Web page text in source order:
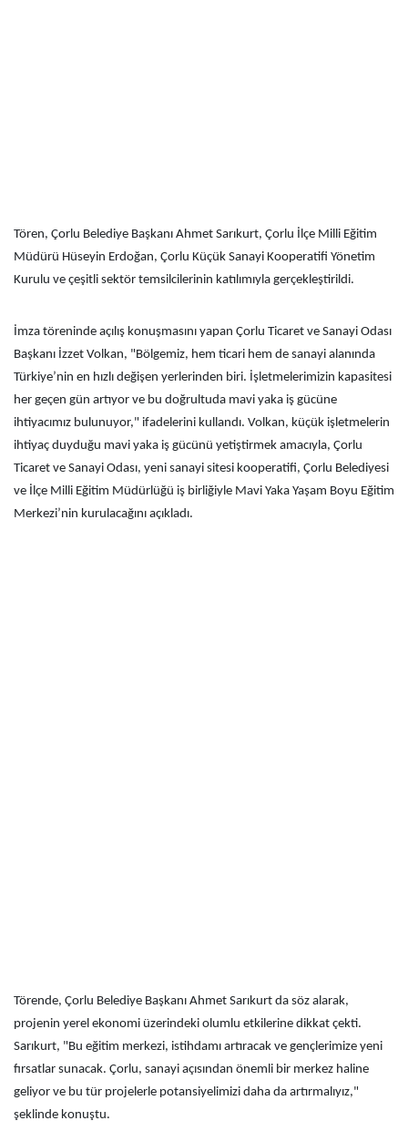
Tören, Çorlu Belediye Başkanı Ahmet Sarıkurt, Çorlu İlçe Milli Eğitim
Müdürü Hüseyin Erdoğan, Çorlu Küçük Sanayi Kooperatifi Yönetim
Kurulu ve çeşitli sektör temsilcilerinin katılımıyla gerçekleştirildi.
İmza töreninde açılış konuşmasını yapan Çorlu Ticaret ve Sanayi Odası
Başkanı İzzet Volkan, "Bölgemiz, hem ticari hem de sanayi alanında
Türkiye’nin en hızlı değişen yerlerinden biri. İşletmelerimizin kapasitesi
her geçen gün artıyor ve bu doğrultuda mavi yaka iş gücüne
ihtiyacımız bulunuyor," ifadelerini kullandı. Volkan, küçük işletmelerin
ihtiyaç duyduğu mavi yaka iş gücünü yetiştirmek amacıyla, Çorlu
Ticaret ve Sanayi Odası, yeni sanayi sitesi kooperatifi, Çorlu Belediyesi
ve İlçe Milli Eğitim Müdürlüğü iş birliğiyle Mavi Yaka Yaşam Boyu Eğitim
Merkezi’nin kurulacağını açıkladı.
Törende, Çorlu Belediye Başkanı Ahmet Sarıkurt da söz alarak,
projenin yerel ekonomi üzerindeki olumlu etkilerine dikkat çekti.
Sarıkurt, "Bu eğitim merkezi, istihdamı artıracak ve gençlerimize yeni
fırsatlar sunacak. Çorlu, sanayi açısından önemli bir merkez haline
geliyor ve bu tür projelerle potansiyelimizi daha da artırmalıyız,"
şeklinde konuştu.